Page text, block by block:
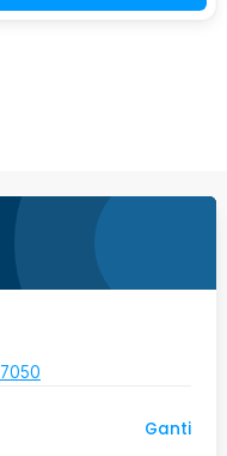
Ganti